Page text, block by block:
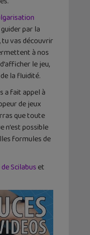
par la
tu vas découvrir
à nos
le jeu,
la fluidité.
a fait appel à
de jeux
que toute
n’est possible
formules de
Scilabus et